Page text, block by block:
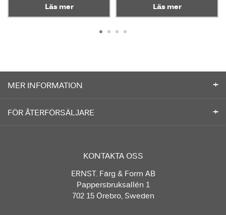
Läs mer Läs mer
MER INFORMATION
FÖR ÅTERFÖRSÄLJARE
KONTAKTA OSS
ERNST. Färg & Form AB
Pappersbruksallén 1
702 15 Örebro, Sweden